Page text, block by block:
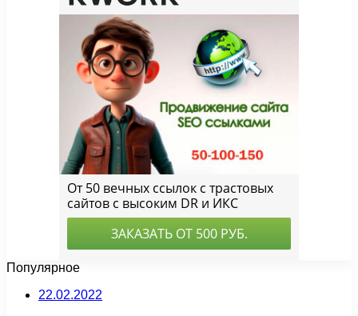
Популярное
22.02.2022